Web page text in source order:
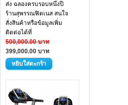
ส่ง ฉลองครบรอบหนึ่งปี
ร้านสุพรรณฟิตเนส สนใจ
สั่งสินค้าหรือข้อมูลเพิ่ม
ติดต่อได้ที่
500,000.00 บาท
399,000.00 บาท